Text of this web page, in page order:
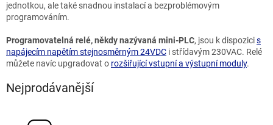
jednotkou, ale také snadnou instalací a bezproblémovým
programováním.
Programovatelná relé, někdy nazývaná mini-PLC, jsou k dispozicis
napájecím napětím stejnosměrným 24VDC i střídavým 230VAC. Relé
můžete navíc upgradovat o rozšiřující vstupní a výstupní moduly.
Nejprodávanější